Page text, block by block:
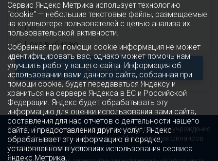
Да
Нет
Пока выбираю
ОТВЕТИТЬ
© 2026 Федеральное государственное бюджетное учреждение
«Многофункциональный комплекс Министерства финансов
Российской Федерации»
Сервис Яндекс Метрика использует технологию
“cookie” — небольшие текстовые файлы, размещаемые
на компьютере пользователей с целью анализа их
пользовательской активности.
Собранная при помощи cookie информация не может
идентифицировать вас, однако может помочь нам
улучшить работу нашего сайта. Информация об
использовании вами данного сайта, собранная при
помощи cookie, будет передаваться Яндексу и
храниться на сервере Яндекса в ЕС и Российской
Федерации. Яндекс будет обрабатывать эту
информацию для оценки использования вами сайта,
составления для нас отчетов о деятельности нашего
сайта, и предоставления других услуг. Яндекс
обрабатывает эту информацию в порядке,
установленном в условиях использования сервиса
Яндекс Метрика.